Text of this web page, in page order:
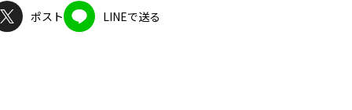
ポスト LINEで送る